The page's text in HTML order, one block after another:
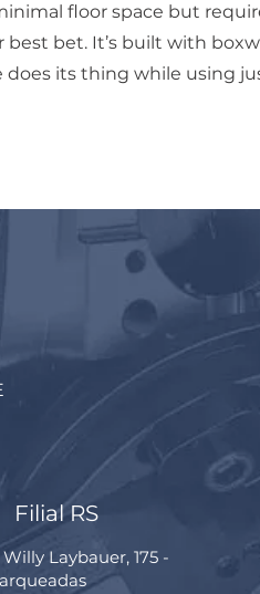
floor space but
best bet. It’s built with
its thing while using
Filial RS
Laybauer, 175 -